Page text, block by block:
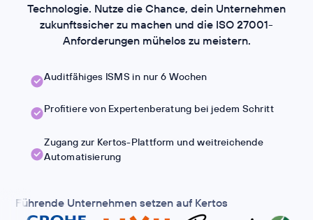
Technologie. Nutze die Chance, dein Unternehmen
zukunftssicher zu machen und die ISO 27001-
Anforderungen mühelos zu meistern.
Auditfähiges ISMS in nur 6 Wochen
Profitiere von Expertenberatung bei jedem Schritt
Zugang zur Kertos-Plattform und weitreichende
Automatisierung
Führende Unternehmen setzen auf Kertos